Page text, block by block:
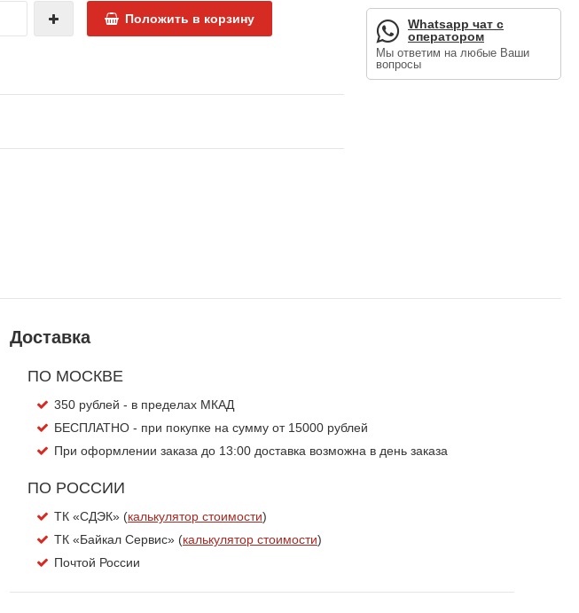
Положить в корзину
Whatsapp чат с
оператором
Мы ответим на любые Ваши
вопросы
Доставка
ПО МОСКВЕ
350 рублей - в пределах МКАД
БЕСПЛАТНО - при покупке на сумму от 15000 рублей
При оформлении заказа до 13:00 доставка возможна в день заказа
ПО РОССИИ
ТК «СДЭК» (калькулятор стоимости)
ТК «Байкал Сервис» (калькулятор стоимости)
Почтой России